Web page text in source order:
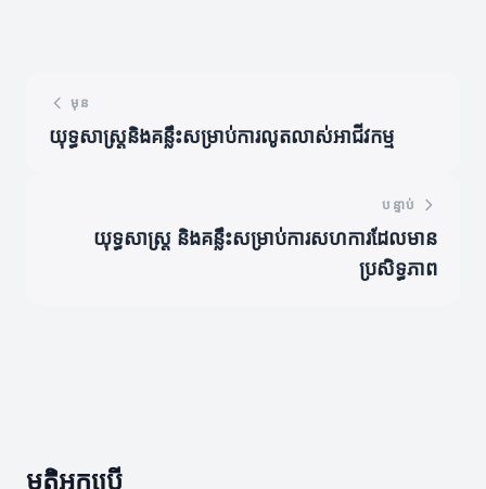
មុន
យុទ្ធសាស្ត្រនិងគន្លឹះសម្រាប់ការលូតលាស់អាជីវកម្ម
បន្ទាប់
យុទ្ធសាស្ត្រ និងគន្លឹះសម្រាប់ការសហការដែលមាន
ប្រសិទ្ធភាព
មតិអ្នកប្រើ